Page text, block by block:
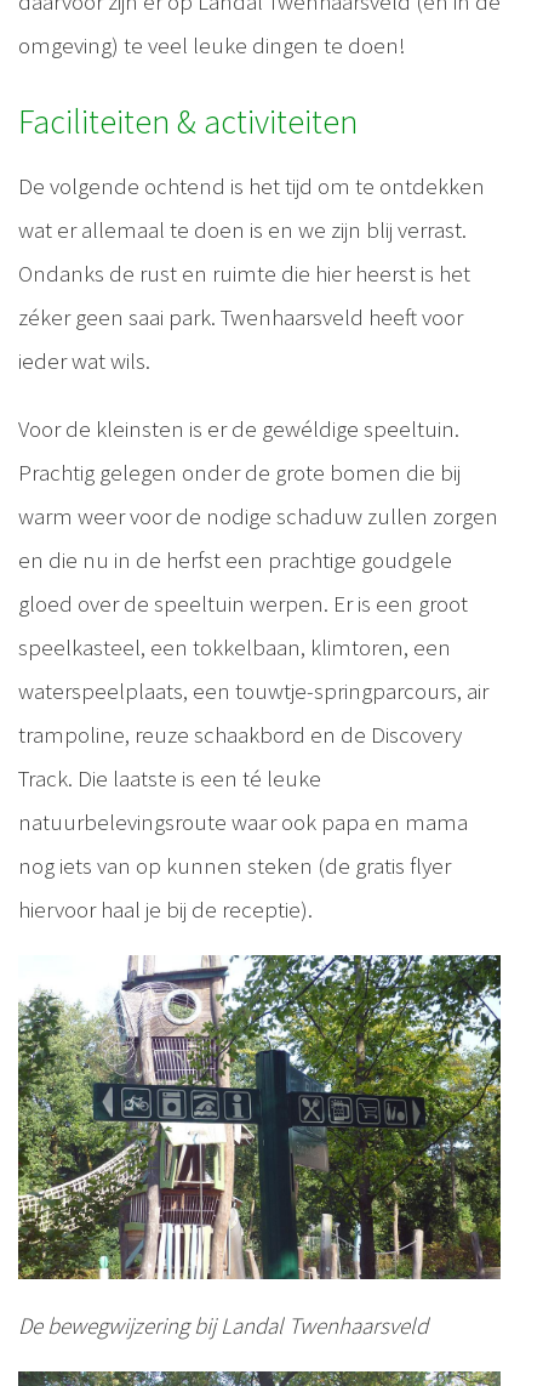
omgeving) te veel leuke dingen te doen!
Faciliteiten & activiteiten
De volgende ochtend is het tijd om te ontdekken
wat er allemaal te doen is en we zijn blij verrast.
Ondanks de rust en ruimte die hier heerst is het
zéker geen saai park. Twenhaarsveld heeft voor
ieder wat wils.
Voor de kleinsten is er de gewéldige speeltuin.
Prachtig gelegen onder de grote bomen die bij
warm weer voor de nodige schaduw zullen zorgen
en die nu in de herfst een prachtige goudgele
gloed over de speeltuin werpen. Er is een groot
speelkasteel, een tokkelbaan, klimtoren, een
waterspeelplaats, een touwtje-springparcours, air
trampoline, reuze schaakbord en de Discovery
Track. Die laatste is een té leuke
natuurbelevingsroute waar ook papa en mama
nog iets van op kunnen steken (de gratis flyer
hiervoor haal je bij de receptie).
De bewegwijzering bij Landal Twenhaarsveld